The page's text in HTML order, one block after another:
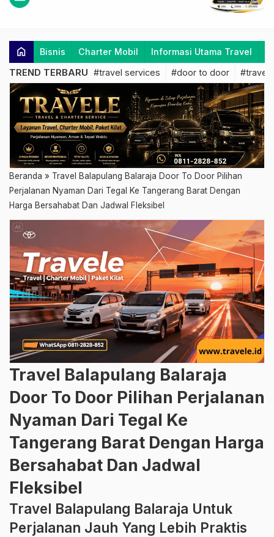
home Bisnis Charter Mobil Informasi Utama Travel
TREND TERBARU #travel services #door to door #travel
Beranda » Travel Balapulang Balaraja Door To Door Pilihan
Perjalanan Nyaman Dari Tegal Ke Tangerang Barat Dengan
Harga Bersahabat Dan Jadwal Fleksibel
Travel Balapulang Balaraja
Door To Door Pilihan Perjalanan
Nyaman Dari Tegal Ke
Tangerang Barat Dengan Harga
Bersahabat Dan Jadwal
Fleksibel
Travel Balapulang Balaraja Untuk
Perjalanan Jauh Yang Lebih Praktis